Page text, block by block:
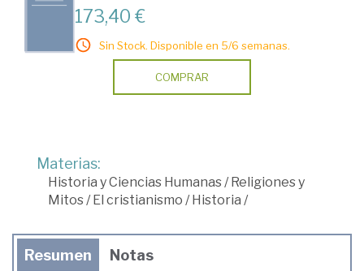
173,40 €
Sin Stock. Disponible en 5/6 semanas.
COMPRAR
Materias:
Historia y Ciencias Humanas/Religiones y
Mitos/El cristianismo /Historia /
Resumen Notas